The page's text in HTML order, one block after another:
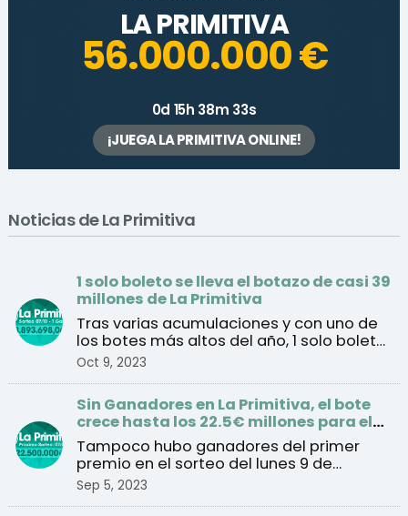
LA PRIMITIVA
56.000.000 €
0d 15h 38m 33s
¡JUEGA LA PRIMITIVA ONLINE!
Noticias de La Primitiva
1 solo boleto se lleva el botazo de casi 39
millones de La Primitiva
Tras varias acumulaciones y con uno de
los botes más altos del año, 1 solo boleto
se lleva final ...
Oct 9, 2023
Sin Ganadores en La Primitiva, el bote
crece hasta los 22.5€ millones para el
sorteo del jueves
Tampoco hubo ganadores del primer
premio en el sorteo del lunes 9 de
septiembre
Sep 5, 2023